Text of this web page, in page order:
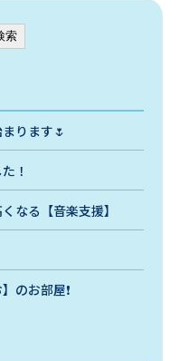
索
ります🌷
！
なる【音楽支援】
のお部屋❗️